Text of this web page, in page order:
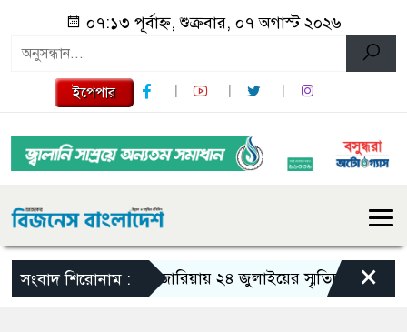
০৭:১৩ পূর্বাহ্ন, শুক্রবার, ০৭ অগাস্ট ২০২৬
ইপেপার
সংবাদ শিরোনাম :গজারিয়ায় ২৪ জুলাইয়ের স্মৃতিচারণ: গুমের
×